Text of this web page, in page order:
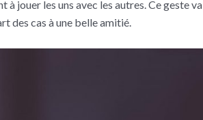
jouer les uns avec les autres. Ce geste va
des cas à une belle amitié.